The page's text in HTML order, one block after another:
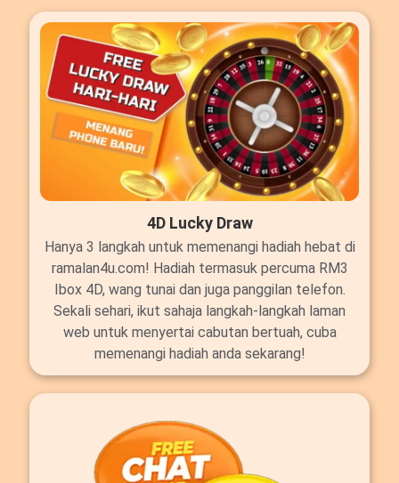
4D Lucky Draw
Hanya 3 langkah untuk memenangi hadiah hebat di
ramalan4u.com! Hadiah termasuk percuma RM3
Ibox 4D, wang tunai dan juga panggilan telefon.
Sekali sehari, ikut sahaja langkah-langkah laman
web untuk menyertai cabutan bertuah, cuba
memenangi hadiah anda sekarang!